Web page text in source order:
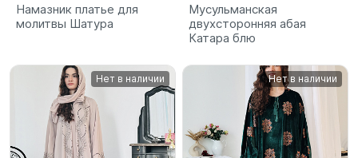
Намазник платье для
молитвы Шатура
Мусульманская
двухсторонняя абая
Катара блю
Нет в наличии Нет в наличии